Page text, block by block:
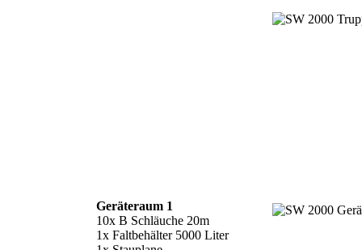
Geräteraum 1
10x B Schläuche 20m
1x Faltbehälter 5000 Liter